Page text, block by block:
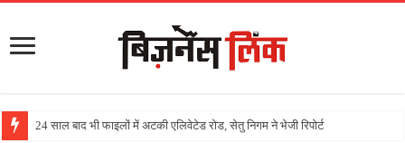
24 साल बाद भी फाइलों में अटकी एलिवेटेड रोड, सेतु निगम ने भेजी रिपोर्ट